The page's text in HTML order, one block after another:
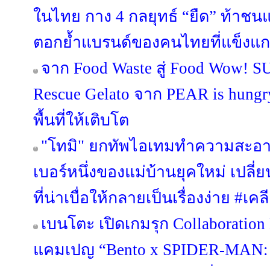
ในไทย กาง 4 กลยุทธ์ “ยืด” ท้าช
ตอกย้ำแบรนด์ของคนไทยที่แข็งแ
จาก Food Waste สู่ Food Wow!
Rescue Gelato จาก PEAR is
พื้นที่ให้เติบโต
"โทมิ" ยกทัพไอเทมทำความสะอ
เบอร์หนึ่งของแม่บ้านยุคใหม่ เปลี่
ที่น่าเบื่อให้กลายเป็นเรื่องง่าย #เ
เบนโตะ เปิดเกมรุก
แคมเปญ “Bento x SPIDER-